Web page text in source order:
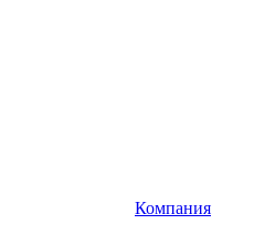
Компания